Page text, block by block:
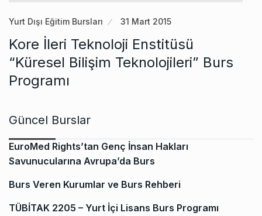
Yurt Dışı Eğitim Bursları 31 Mart 2015
Kore İleri Teknoloji Enstitüsü
“Küresel Bilişim Teknolojileri” Burs
Programı
Güncel Burslar
EuroMed Rights’tan Genç İnsan Hakları
Savunucularına Avrupa’da Burs
Burs Veren Kurumlar ve Burs Rehberi
TÜBİTAK 2205 – Yurt İçi Lisans Burs Programı